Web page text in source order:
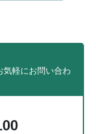
気軽にお問い合わ